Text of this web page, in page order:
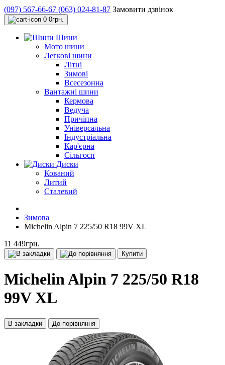
(097) 567-66-67 (063) 024-81-87 Замовити дзвінок
0 0грн.
Шини
Мото шини
Легкові шини
Літні
Зимові
Всесезонна
Вантажні шини
Кермова
Ведуча
Причіпна
Універсальна
Індустріальна
Кар'єрна
Сільгосп
Диски
Кований
Литий
Сталевий
Зимова
Michelin Alpin 7 225/50 R18 99V XL
11 449грн.
Купити
Michelin Alpin 7 225/50 R18
99V XL
В закладки До порівняння